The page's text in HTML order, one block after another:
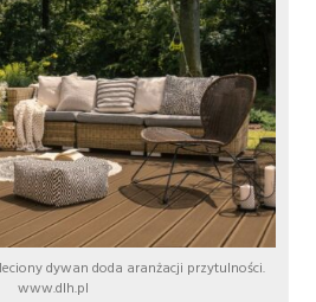
dywan doda aranżacji przytulności.
www.dlh.pl